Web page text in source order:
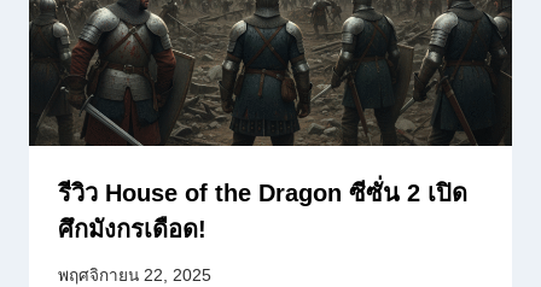
รีวิว House of the Dragon ซีซั่น 2 เปิด
ศึกมังกรเดือด!
พฤศจิกายน 22, 2025